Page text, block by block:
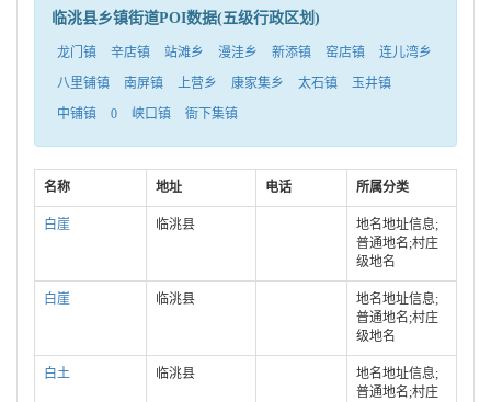
临洮县乡镇街道POI数据(五级行政区划)
龙门镇 辛店镇 站滩乡 漫洼乡 新添镇 窑店镇
连儿湾乡
八里铺镇
南屏镇 上营乡 康家集乡 太石镇
玉井镇
中铺镇
0 峡口镇 衙下集镇
名称 地址 电话 所属分类
白崖 临洮县
地名地址信息;
普通地名;村庄
级地名
白崖 临洮县
地名地址信息;
普通地名;村庄
级地名
白土 临洮县
地名地址信息;
普通地名;村庄